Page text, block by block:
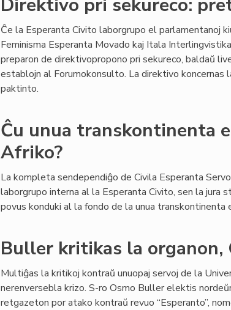
Direktivo pri sekureco:
Ĉe la Esperanta Civito laborgrupo el parlamentanoj
Feminisma Esperanta Movado kaj Itala
preparon de direktivopropono pri sekureco, baldaŭ
establojn al Forumokonsulto. La direktivo koncernas
paktinto.
Ĉu unua transkontinenta
Afriko?
La kompleta sendependiĝo de Civila Esperanta Servo
laborgrupo interna al la Esperanta Civito, sen la jura
povus konduki al la fondo de la unua
Buller kritikas la organon,
Multiĝas la kritikoj kontraŭ unuopaj servoj de la
nerenversebla krizo. S-ro Osmo Buller elektis
retgazeton por atako kontraŭ revuo “Esperanto”,